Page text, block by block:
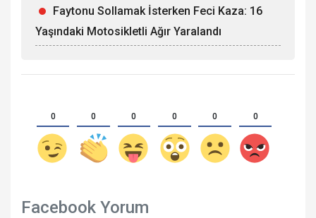
Faytonu Sollamak İsterken Feci Kaza: 16
Yaşındaki Motosikletli Ağır Yaralandı
0 0 0 0 0 0
Facebook Yorum